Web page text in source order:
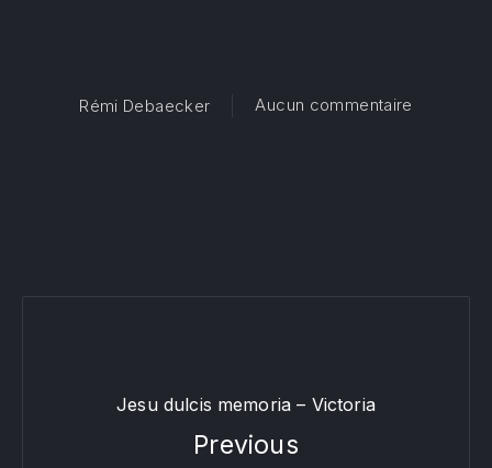
Rémi Debaecker Aucun commentaire
Jesu dulcis memoria – Victoria
Previous